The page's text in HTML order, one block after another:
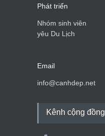
Phát triển
Nhóm sinh viên
yêu Du Lịch
Email
info@canhdep.net
Kênh cộng đồng